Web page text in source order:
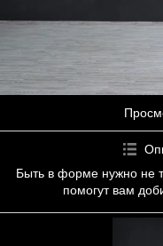
Быть в форме нужно не
помогут вам